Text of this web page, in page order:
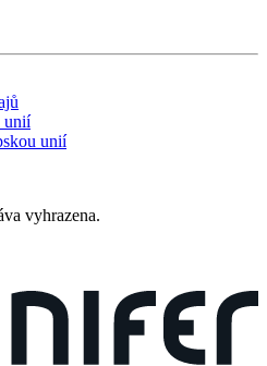
unií
unií
vyhrazena.